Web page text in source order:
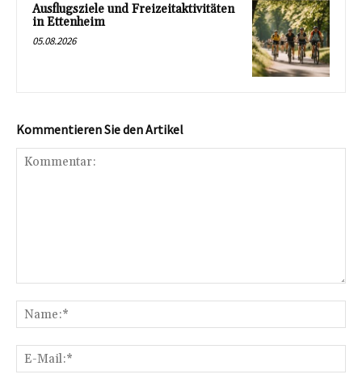
Ausflugsziele und Freizeitaktivitäten
in Ettenheim
05.08.2026
Kommentieren Sie den Artikel